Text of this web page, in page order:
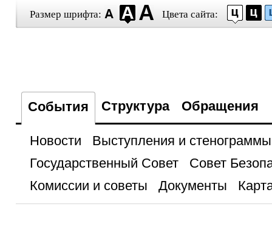
Размер шрифта: Цвета сайта:
События Структура Обращения
Новости
Выступления и стенограммы
Государственный Совет
Совет
Комиссии и советы
Документы